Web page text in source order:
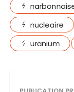
nucleaire
uranium